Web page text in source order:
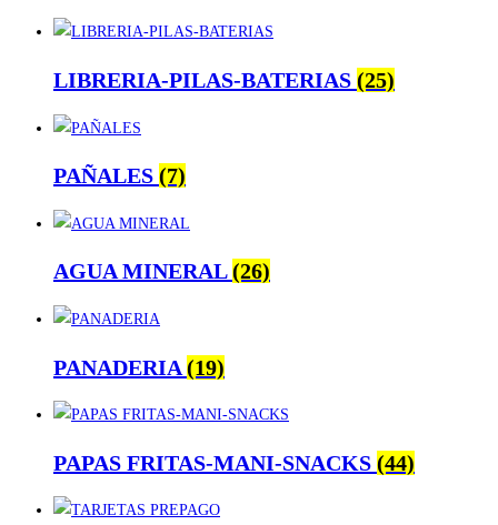
LIBRERIA-PILAS-BATERIAS (25)
PAÑALES (7)
AGUA MINERAL(26)
PANADERIA(19)
PAPAS FRITAS-MANI-SNACKS (44)